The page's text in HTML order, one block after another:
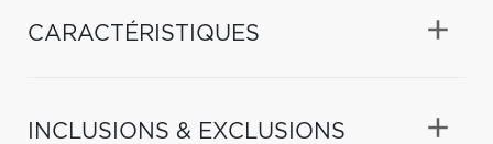
CARACTÉRISTIQUES
INCLUSIONS & EXCLUSIONS